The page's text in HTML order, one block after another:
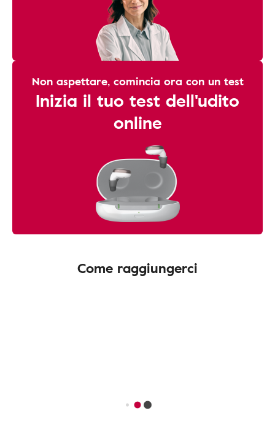
Non aspettare, comincia ora con un test
Inizia il tuo test dell'udito
online
Come raggiungerci